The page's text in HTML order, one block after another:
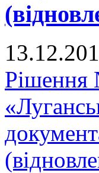
Рішення